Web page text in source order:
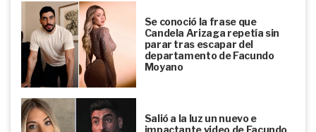
Se conoció la frase que
Candela Arizaga repetía sin
parar tras escapar del
departamento de Facundo
Moyano
Salió a la luz un nuevo e
impactante video de Facundo